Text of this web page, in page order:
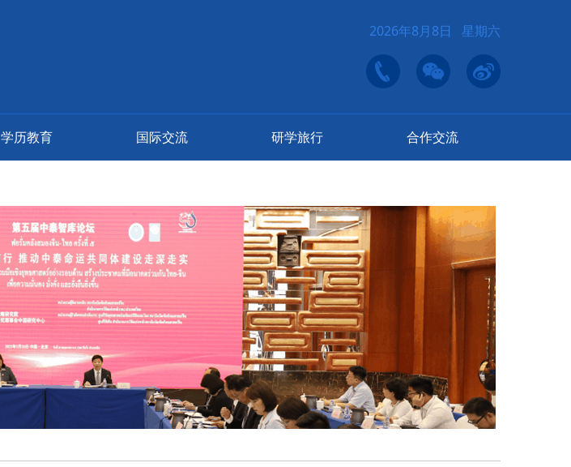
2026年8月8日 星期六
学历教育 国际交流 研学旅行 合作交流